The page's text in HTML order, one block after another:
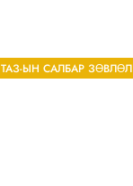
ТАЗ-ЫН САЛБАР ЗӨВЛӨЛ